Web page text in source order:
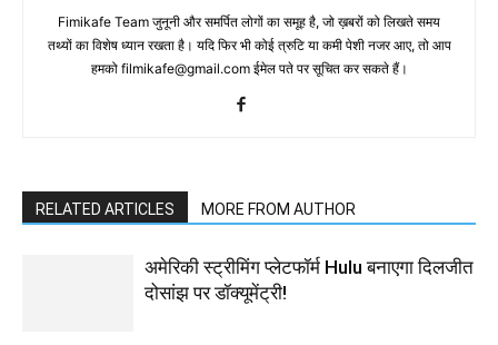
Fimikafe Team जुनूनी और समर्पित लोगों का समूह है, जो ख़बरों को लिखते समय
तथ्‍यों का विशेष ध्‍यान रखता है। यदि फिर भी कोई त्रुटि या कमी पेशी नजर आए, तो आप
हमको filmikafe@gmail.com ईमेल पते पर सूचित कर सकते हैं।
RELATED ARTICLES MORE FROM AUTHOR
अमेरिकी स्ट्रीमिंग प्लेटफॉर्म Hulu बनाएगा दिलजीत
दोसांझ पर डॉक्यूमेंट्री!